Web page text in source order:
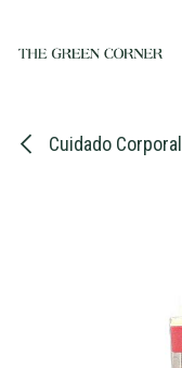
Cuidado Corporal